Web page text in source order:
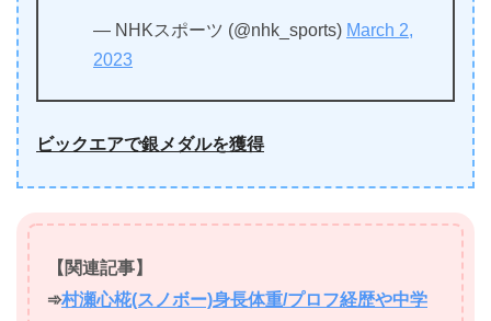
— NHKスポーツ (@nhk_sports) March 2,
2023
ビックエアで銀メダルを獲得
【関連記事】
➾村瀬心椛(スノボー)身長体重/プロフ経歴や中学